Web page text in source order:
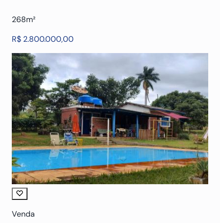
268m²
R$ 2.800.000,00
Venda